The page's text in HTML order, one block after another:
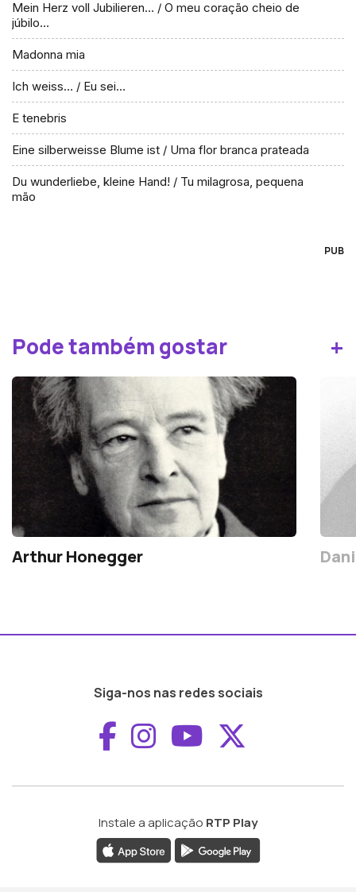
Mein Herz voll Jubilieren… / O meu coração cheio de
júbilo…
Madonna mia
Ich weiss… / Eu sei…
E tenebris
Eine silberweisse Blume ist / Uma flor branca prateada
Du wunderliebe, kleine Hand! / Tu milagrosa, pequena
mão
PUB
Pode também gostar +
Arthur Honegger
Siga-nos nas redes sociais
Aceder ao
Aceder ao
Aceder ao
Instale a aplicação RTP Play